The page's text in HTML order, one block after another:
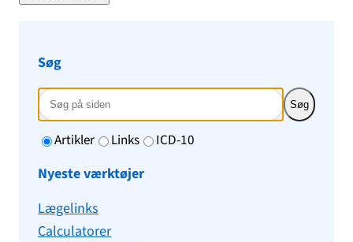
Søg
Søg
Artikler Links
ICD-10
Nyeste værktøjer
Lægelinks
Calculatorer